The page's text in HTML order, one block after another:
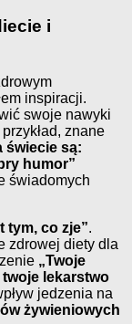
i
inspiracji.
swoje nawyki
znane
świecie są:
humor”
świadomych
tym, co zje”.
zdrowej diety dla
„Twoje
lekarstwo
jedzenia na
żywieniowych